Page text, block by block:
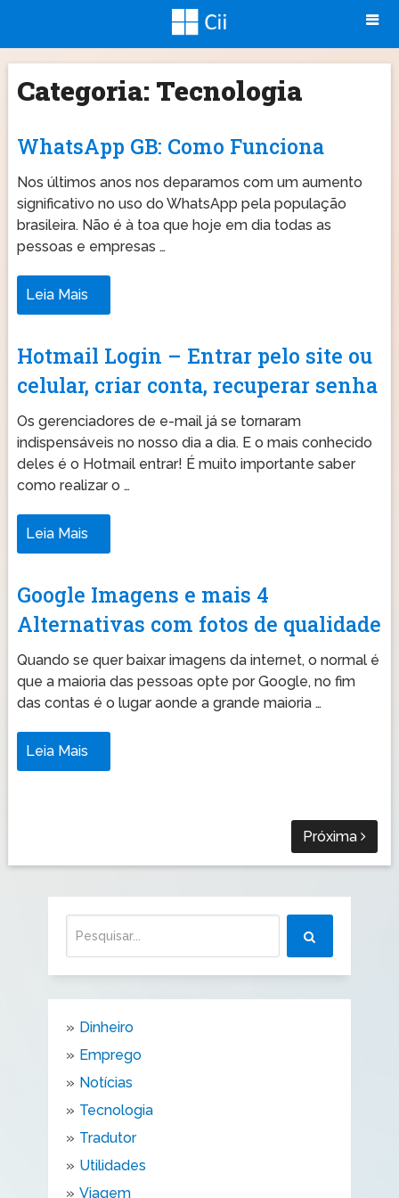
Categoria: Tecnologia
WhatsApp GB: Como Funciona
Nos últimos anos nos deparamos com um aumento
significativo no uso do WhatsApp pela população
brasileira. Não é à toa que hoje em dia todas as
pessoas e empresas …
Leia Mais
Hotmail Login – Entrar pelo site ou
celular, criar conta, recuperar senha
Os gerenciadores de e-mail já se tornaram
indispensáveis no nosso dia a dia. E o mais conhecido
deles é o Hotmail entrar! É muito importante saber
como realizar o …
Leia Mais
Google Imagens e mais 4
Alternativas com fotos de qualidade
Quando se quer baixar imagens da internet, o normal é
que a maioria das pessoas opte por Google, no fim
das contas é o lugar aonde a grande maioria …
Leia Mais
Próxima
Dinheiro
Emprego
Notícias
Tecnologia
Tradutor
Utilidades
Viagem